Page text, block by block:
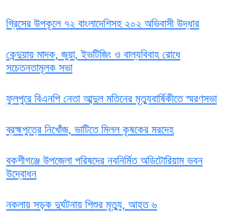
গ্রিসের উপকূলে ৭২ বাংলাদেশিসহ ২০২ অভিবাসী উদ্ধার
কেন্দুয়ায় মাদক, জুয়া, ইভটিজিং ও বাল্যবিবাহ রোধে
সচেতনতামূলক সভা
ফুলপুরে বিএনপি নেতা আব্দুল মতিনের মৃত্যুবার্ষিকীতে স্মরণসভা
ব্রহ্মপুত্রে নিখোঁজ, ভাটিতে মিলল কৃষকের মরদেহ
বকশীগঞ্জে উপজেলা পরিষদের নবনির্মিত অডিটোরিয়াম ভবন
উদ্বোধন
নকলায় সড়ক দুর্ঘটনায় শিশুর মৃত্যু, আহত ৬